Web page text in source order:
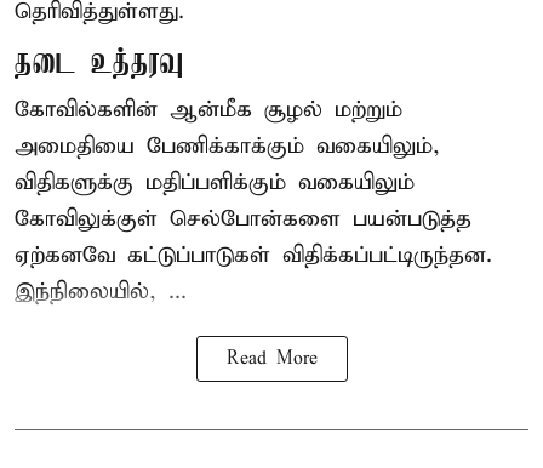
தெரிவித்துள்ளது.
தடை உத்தரவு
கோவில்களின் ஆன்மீக சூழல் மற்றும்
அமைதியை பேணிக்காக்கும் வகையிலும்,
விதிகளுக்கு மதிப்பளிக்கும் வகையிலும்
கோவிலுக்குள் செல்போன்களை பயன்படுத்த
ஏற்கனவே கட்டுப்பாடுகள் விதிக்கப்பட்டிருந்தன.
இந்நிலையில், ...
Read More